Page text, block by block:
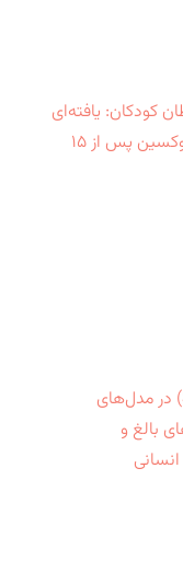
کودکان: یافته‌ای
جدید درباره داروی محافظ قلب دگزرازوکسین پس از ۱۵
مهارگر جدیدِ ناقل گلیسین (SLC۶A۲۰) در مدل‌های
بالغ و